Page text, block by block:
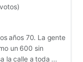
años 70. La gente
un 600 sin
la calle a toda ...